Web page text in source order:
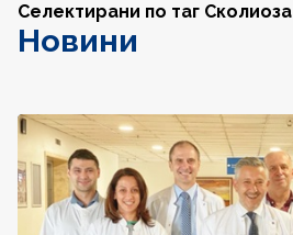
Селектирани по таг Сколиоза
Новини